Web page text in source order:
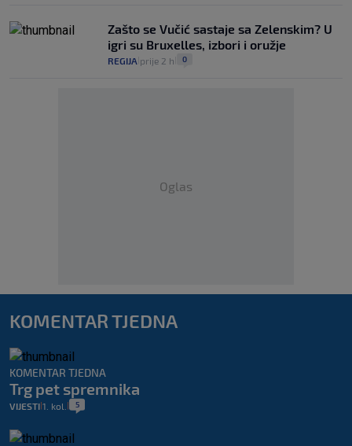
Zašto se Vučić sastaje sa Zelenskim? U
igri su Bruxelles, izbori i oružje
REGIJA prije 2 h 0
Oglas
KOMENTAR TJEDNA
KOMENTAR TJEDNA
Trg pet spremnika
VIJESTI 1. kol. 5